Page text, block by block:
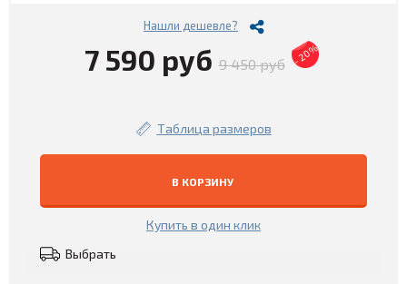
Нашли дешевле?
7 590 руб 9 450 руб - 20%
Таблица размеров
В КОРЗИНУ
Купить в один клик
Выбрать